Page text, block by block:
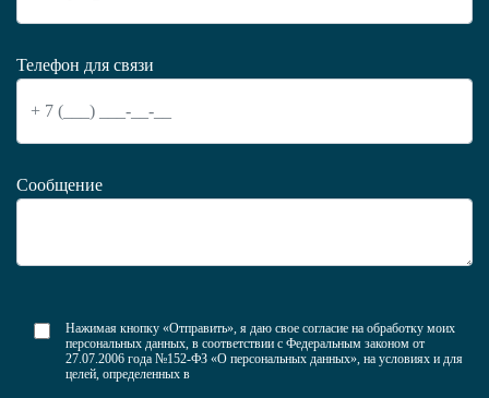
Телефон для связи
Сообщение
Нажимая кнопку «Отправить», я даю свое согласие на обработку моих
персональных данных, в соответствии с Федеральным законом от
27.07.2006 года №152-ФЗ «О персональных данных», на условиях и для
целей, определенных в